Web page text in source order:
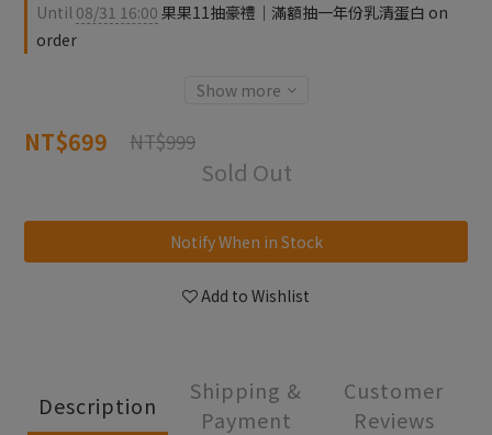
Until 08/31 16:00 果果11抽豪禮｜滿額抽一年份乳清蛋白 on
order
Show more
NT$699 NT$999
Sold Out
Notify When in Stock
Add to Wishlist
Description
Shipping &
Payment
Customer
Reviews